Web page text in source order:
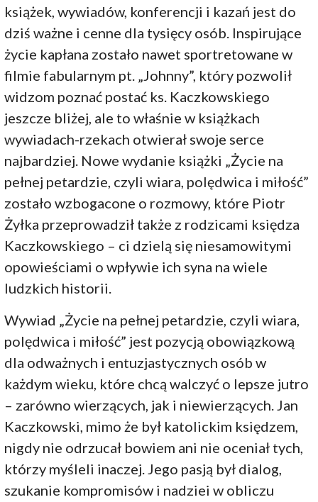
książek, wywiadów, konferencji i kazań jest do
dziś ważne i cenne dla tysięcy osób. Inspirujące
życie kapłana zostało nawet sportretowane w
filmie fabularnym pt. „Johnny”, który pozwolił
widzom poznać postać ks. Kaczkowskiego
jeszcze bliżej, ale to właśnie w książkach
wywiadach-rzekach otwierał swoje serce
najbardziej. Nowe wydanie książki „Życie na
pełnej petardzie, czyli wiara, polędwica i miłość”
zostało wzbogacone o rozmowy, które Piotr
Żyłka przeprowadził także z rodzicami księdza
Kaczkowskiego – ci dzielą się niesamowitymi
opowieściami o wpływie ich syna na wiele
ludzkich historii.
Wywiad „Życie na pełnej petardzie, czyli wiara,
polędwica i miłość” jest pozycją obowiązkową
dla odważnych i entuzjastycznych osób w
każdym wieku, które chcą walczyć o lepsze jutro
– zarówno wierzących, jak i niewierzących. Jan
Kaczkowski, mimo że był katolickim księdzem,
nigdy nie odrzucał bowiem ani nie oceniał tych,
którzy myśleli inaczej. Jego pasją był dialog,
szukanie kompromisów i nadziei w obliczu